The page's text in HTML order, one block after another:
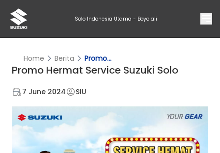
Solo Indonesia Utama - Boyolali
Home Berita Promo...
Promo Hermat Service Suzuki Solo
7 June 2024 SIU